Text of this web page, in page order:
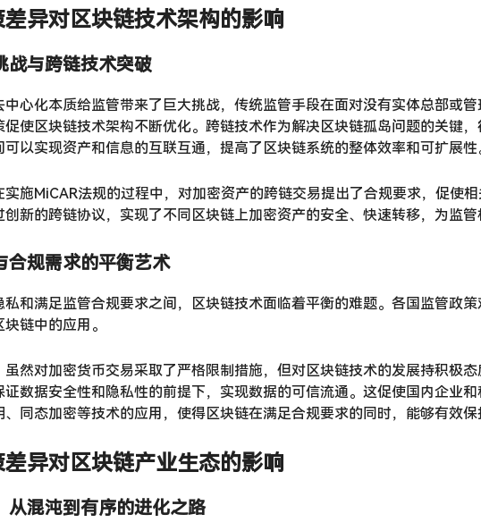
异对区块链技术架构的影响
战与跨链技术突破
中心化本质给监管带来了巨大挑战，传统监管手段在面对没有实体总部或
促使区块链技术架构不断优化。跨链技术作为解决区块链孤岛问题的关键
以实现资产和信息的互联互通，提高了区块链系统的整体效率和可扩展性
施MiCAR法规的过程中，对加密资产的跨链交易提出了合规要求，促使
新的跨链协议，实现了不同区块链上加密资产的安全、快速转移，为监管
合规需求的平衡艺术
私和满足监管合规要求之间，区块链技术面临着平衡的难题。各国监管政
链中的应用。
虽然对加密货币交易采取了严格限制措施，但对区块链技术的发展持积极
数据安全性和隐私性的前提下，实现数据的可信流通。这促使国内企业
、同态加密等技术的应用，使得区块链在满足合规要求的同时，能够有效保
异对区块链产业生态的影响
从混沌到有序的进化之路